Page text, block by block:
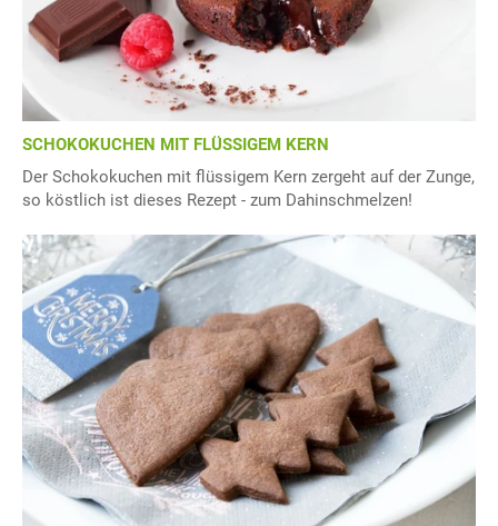
SCHOKOKUCHEN MIT FLÜSSIGEM KERN
Der Schokokuchen mit flüssigem Kern zergeht auf der Zunge,
so köstlich ist dieses Rezept - zum Dahinschmelzen!